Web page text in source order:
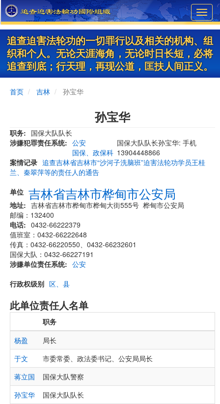
Skip
to
main
content
追查迫害法轮功的一切罪行以及相关的机构、组
织和个人。无论天涯海角，无论时日长短，必将
追查到底；行天理，再现公道，匡扶人间正义。
首页 吉林 孙宝华
孙宝华
职务
国保大队队长
涉嫌犯罪责任系统
公安
国保、政保科
国保大队队长孙宝华: 手机
13904448866
案情记录 追查吉林省吉林市“沙河子洗脑班”迫害法轮功学员王桂
兰、秦翠萍等的责任人的通告
单位 吉林省吉林市桦甸市公安局
地址
吉林省吉林市桦甸市桦甸大街555号 桦甸市公安局
邮编：132400
电话
0432-66222379
值班室：0432-66222648
传真：0432-66220550、0432-66232601
国保大队：0432-66227191
涉嫌单位责任系统
公安
行政权级别 区、县
此单位责任人名单
职务
杨盈
局长
于文
市委常委、政法委书记、公安局局长
蒋立国
国保大队警察
孙宝华
国保大队队长